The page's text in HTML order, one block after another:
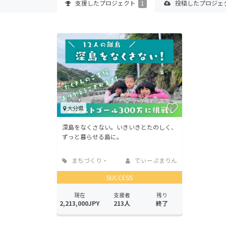
支援したプロジェクト 1 投稿したプロジェ
大分県
深島をなくさない。いきいきとたのしく、
ずっと暮らせる島に。
まちづくり・
地域活性化
でぃーぷまりん
SUCCESS
現在
2,213,000JPY
支援者
213人
残り
終了